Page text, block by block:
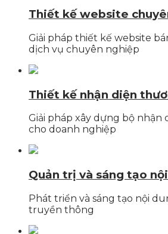
Thiết kế website
Giải pháp thiết kế website
dịch vụ chuyên nghiệp
Thiết kế nhận diện
Giải pháp xây dựng bộ nhận
cho doanh nghiệp
Quản trị và sáng tạo
Phát triển và sáng tạo nội
truyền thông